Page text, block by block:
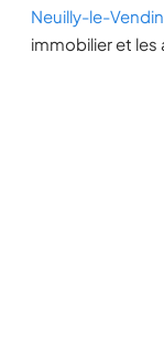
Neuilly-le-Vendin
immobilier et